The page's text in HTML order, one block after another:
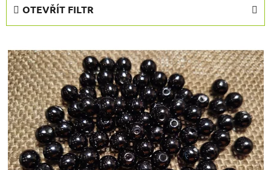
p
r
o
d
u
k
t
ů
OTEVŘÍT FILTR
V
ý
p
i
s
p
r
o